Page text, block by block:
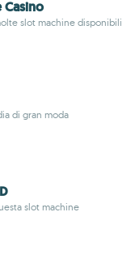
Casino
slot machine disponibili
di gran moda
slot machine